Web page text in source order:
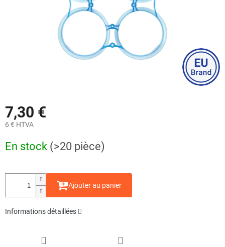
7,30 €
6 € HTVA
de
En stock (>20 pièce)
Ajouter au panier
Informations détaillées